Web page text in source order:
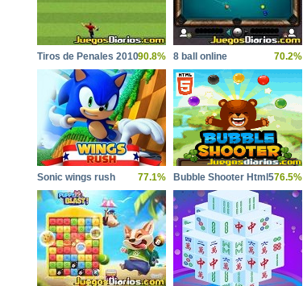
Tiros de Penales 201090.8% 8 ball online 70.2%
Sonic wings rush 77.1% Bubble Shooter Html576.5%